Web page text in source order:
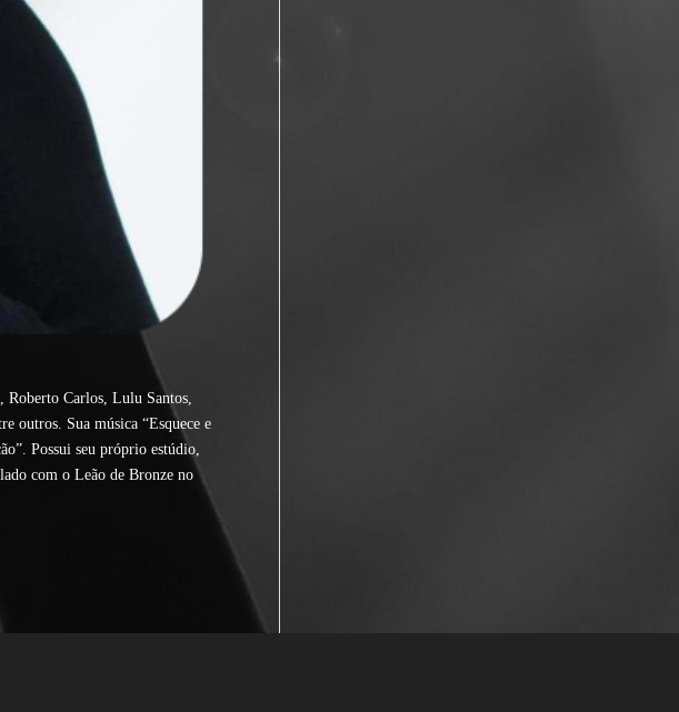
Roberto Carlos, Lulu Santos,
outros. Sua música “Esquece e
Possui seu próprio estúdio,
com o Leão de Bronze no